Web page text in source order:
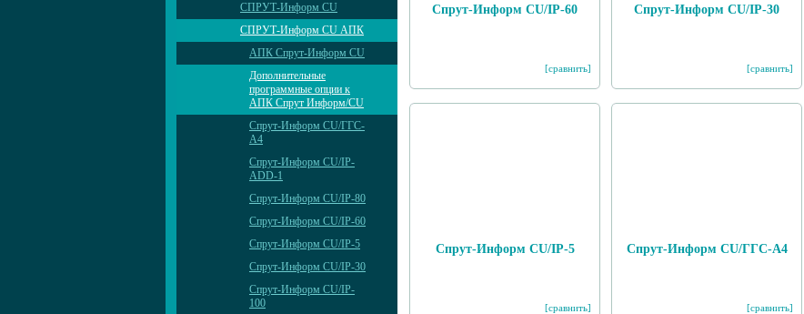
СПРУТ-Информ CU
СПРУТ-Информ CU АПК
АПК Спрут-Информ CU
Дополнительные
программные опции к
АПК Спрут Информ/CU
Спрут-Информ CU/ГГС-
А4
Спрут-Информ CU/IP-
ADD-1
Спрут-Информ CU/IP-80
Спрут-Информ CU/IP-60
Спрут-Информ CU/IP-5
Спрут-Информ CU/IP-30
Спрут-Информ CU/IP-
100
Спрут-Информ CU/IP-60
[сравнить]
Спрут-Информ CU/IP-30
[сравнить]
Спрут-Информ CU/IP-5
[сравнить]
Спрут-Информ CU/ГГС-А4
[сравнить]